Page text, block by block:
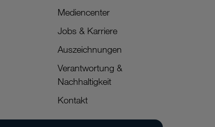
Mediencenter
Jobs & Karriere
Auszeichnungen
Verantwortung &
Nachhaltigkeit
Kontakt